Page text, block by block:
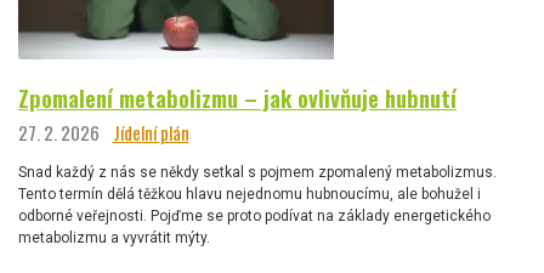
Zpomalení metabolizmu – jak ovlivňuje hubnutí
27. 2. 2026 Jídelní plán
Snad každý z nás se někdy setkal s pojmem zpomalený metabolizmus.
Tento termín dělá těžkou hlavu nejednomu hubnoucímu, ale bohužel i
odborné veřejnosti. Pojďme se proto podívat na základy energetického
metabolizmu a vyvrátit mýty.